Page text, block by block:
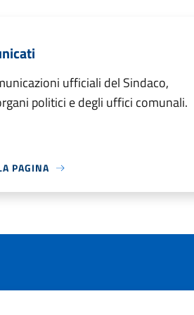
ufficiali del Sindaco,
politici e degli uffici comunali.
PAGINA